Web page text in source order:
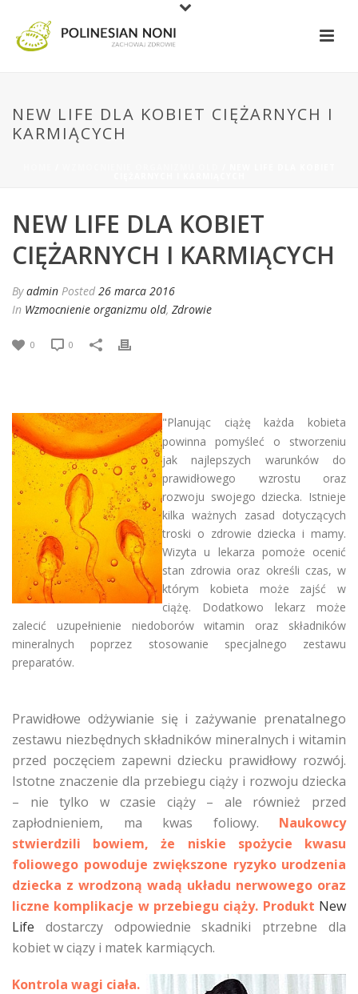
NEW LIFE DLA KOBIET CIĘŻARNYCH I
KARMIĄCYCH
NEW LIFE DLA KOBIET
CIĘŻARNYCH I KARMIĄCYCH
Byadmin Posted 26 marca 2016
In Wzmocnienie organizmu old, Zdrowie
0 0
"Planując ciążę każda kobieta
powinna pomyśleć o stworzeniu
jak najlepszych warunków do
prawidłowego wzrostu oraz
rozwoju swojego dziecka. Istnieje
kilka ważnych zasad dotyczących
troski o zdrowie dziecka i mamy.
Wizyta u lekarza pomoże ocenić
stan zdrowia oraz określi czas, w
którym kobieta może zajść w
ciążę. Dodatkowo lekarz może
zalecić uzupełnienie niedoborów witamin oraz składników
mineralnych poprzez stosowanie specjalnego zestawu
preparatów.
Prawidłowe odżywianie się i zażywanie prenatalnego
zestawu niezbędnych składników mineralnych i witamin
przed poczęciem zapewni dziecku prawidłowy rozwój.
Istotne znaczenie dla przebiegu ciąży i rozwoju dziecka
– nie tylko w czasie ciąży – ale również przed
zapłodnieniem, ma kwas foliowy. Naukowcy
stwierdzili bowiem, że niskie spożycie kwasu
foliowego powoduje zwiększone ryzyko urodzenia
dziecka z wrodzoną wadą układu nerwowego oraz
liczne komplikacje w przebiegu ciąży. Produkt New
Life dostarczy odpowiednie skadniki ptrzebne dla
kobiet w ciązy i matek karmiących.
Kontrola wagi ciała.